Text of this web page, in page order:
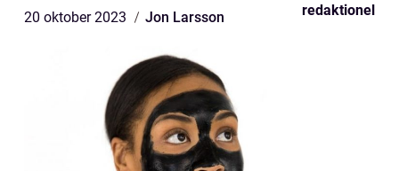
20 oktober 2023 Jon Larsson redaktionel